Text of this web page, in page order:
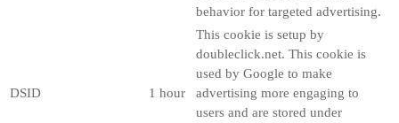
behavior for targeted advertising.
DSID 1 hour
This cookie is setup by
doubleclick.net. This cookie is
used by Google to make
advertising more engaging to
users and are stored under